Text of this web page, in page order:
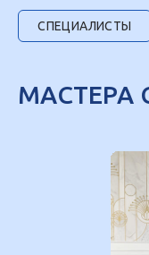
СПЕЦИАЛИСТЫ
МАСТЕРА